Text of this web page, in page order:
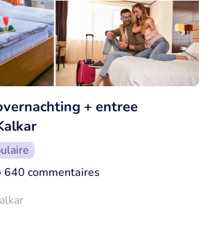
+ entree
640 commentaires